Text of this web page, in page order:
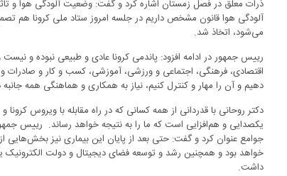
ذرات معلق در فصل زمستان اشاره کرد و گفت: وضعیت آلودگی هوا و
آلودگی هوا قانون مشخص داریم در جلسه امروز ستاد ملی کرونا هم
می‌شود، اتخاذ شد.
رییس جمهور در ادامه افزود: پاندمی کرونا عادی و طبیعی نبوده و
اقتصادی، فرهنگی، اجتماعی و ورزشی، آموزشی، کسب و کار و صادرات و
دهیم و آن را مهار و کنترل کنیم، نیاز به همکاری و هماهنگی همه جانبه
دکتر روحانی با قدردانی از همه کسانی که در راه مقابله با ویروس
یکصدایی و هم‌افزایی است که ما را به نتیجه خواهد رساند. رییس
جوامع عنوان کرد و گفت: حتی بعد از پایان این بیماری نیز بخش‌هایی
خواهد بود و همچنین رشد و توسعه فضای دیجیتال و دولت الکترونیک
داشت.